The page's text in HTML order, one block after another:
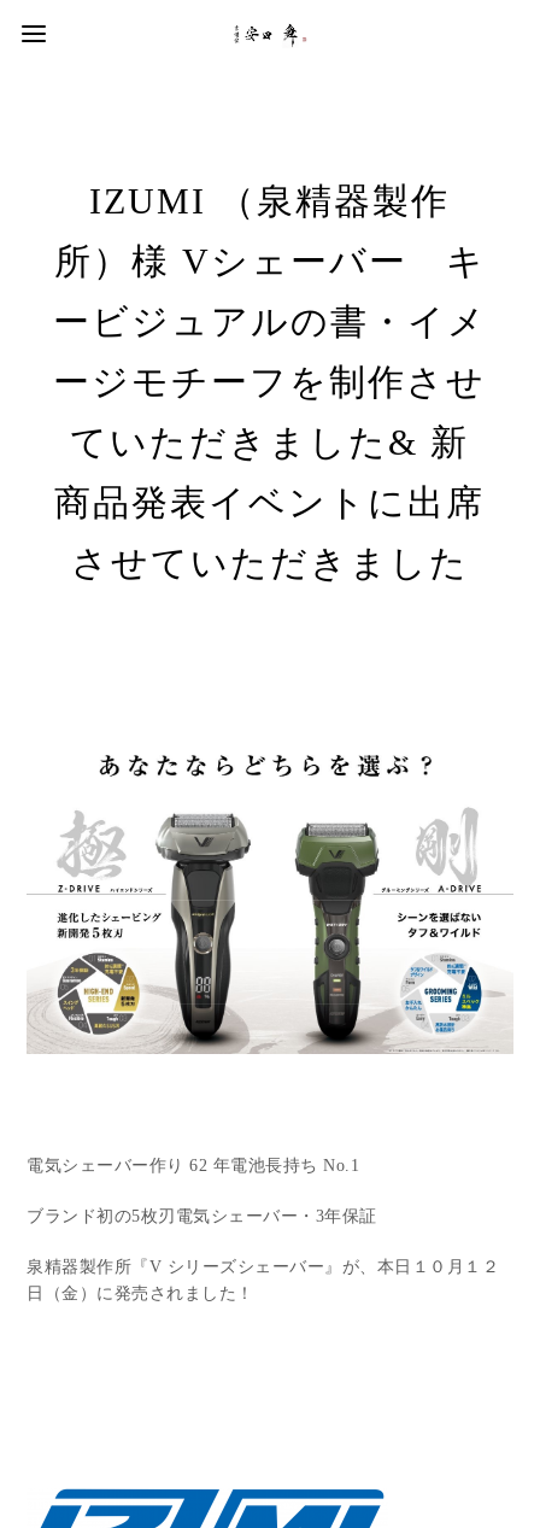
IZUMI （泉精器製作
所）様 Vシェーバー キ
ービジュアルの書・イメ
ージモチーフを制作させ
ていただきました& 新
商品発表イベントに出席
させていただきました
電気シェーバー作り 62 年電池⻑持ち No.1
ブランド初の5枚刃電気シェーバー・3年保証
泉精器製作所『V シリーズシェーバー』が、本日１０月１２
日（金）に発売されました！